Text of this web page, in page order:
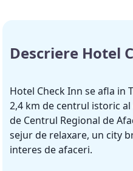
Descriere Hotel
Hotel Check Inn se afla in
2,4 km de centrul istoric
de Centrul Regional de
sejur de relaxare, un city
interes de afaceri.